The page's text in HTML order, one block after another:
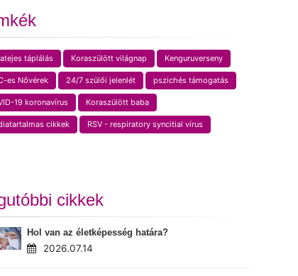
táplálás Koraszülött világnap Kenguruverseny
es Nővérek 24/7 szülői jelenlét pszichés támogatás
19 koronavírus Koraszülött baba
cikkek RSV - respiratory syncitial vírus
cikkek
Hol van az életképesség határa?
2026.07.14